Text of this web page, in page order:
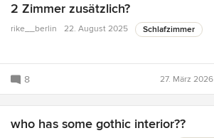
2 Zimmer zusätzlich?
rike__berlin 22. August 2025 Schlafzimmer
8 27. März 2026
who has some gothic interior??